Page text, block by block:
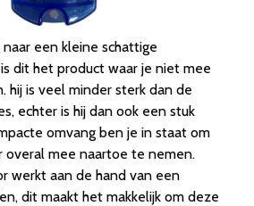
een kleine schattige
dit het product waar je niet mee
hij is veel minder sterk dan de
echter is hij dan ook een stuk
omvang ben je in staat om
overal mee naartoe te nemen.
werkt aan de hand van een
dit maakt het makkelijk om deze